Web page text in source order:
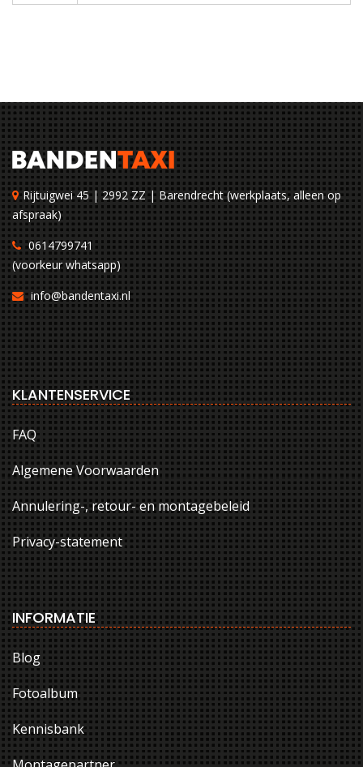
Rijtuigwei 45 | 2992 ZZ | Barendrecht (werkplaats, alleen op
afspraak)
0614799741
(voorkeur whatsapp)
info@bandentaxi.nl
KLANTENSERVICE
FAQ
Algemene Voorwaarden
Annulering-, retour- en montagebeleid
Privacy-statement
INFORMATIE
Blog
Fotoalbum
Kennisbank